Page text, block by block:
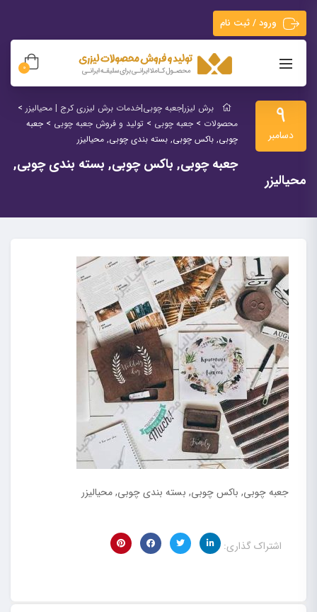
ورود / ثبت نام
0
9
دسامبر
برش لیزر|جعبه چوبی|خدمات برش لیزری کرج | محیالیزر >
محصولات > جعبه چوبی > تولید و فروش جعبه چوبی > جعبه
چوبی, باکس چوبی, بسته بندی چوبی, محیالیزر
جعبه چوبی, باکس چوبی, بسته بندی چوبی,
محیالیزر
جعبه چوبی, باکس چوبی, بسته بندی چوبی, محیالیزر
اشتراک گذاری: